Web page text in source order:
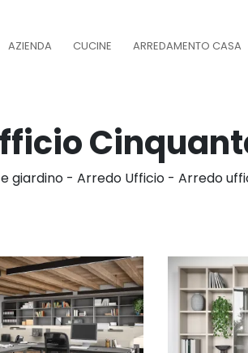
AZIENDA CUCINE ARREDAMENTO CASA
giardino- Arredo Ufficio- Arredo